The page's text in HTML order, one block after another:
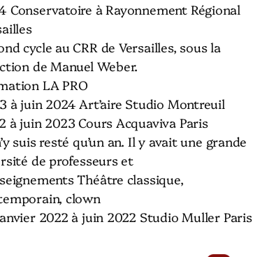
Conservatoire à Rayonnement Régional
cycle au CRR de Versailles, sous la
de Manuel Weber.
LA PRO
à juin 2024 Art’aire Studio Montreuil
à juin 2023 Cours Acquaviva Paris
suis resté qu’un an. Il y avait une grande
de professeurs et
Théâtre classique,
clown
2022 à juin 2022 Studio Muller Paris